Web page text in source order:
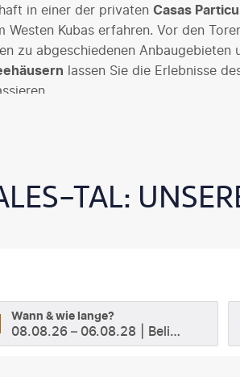
in einer der privaten Casas
Kubas erfahren. Vor den
zu abgeschiedenen Anbaugebieten
lassen Sie die Erlebnisse
TAL:
Wann & wie lange?
08.08.26– 06.08.28 Beliebig